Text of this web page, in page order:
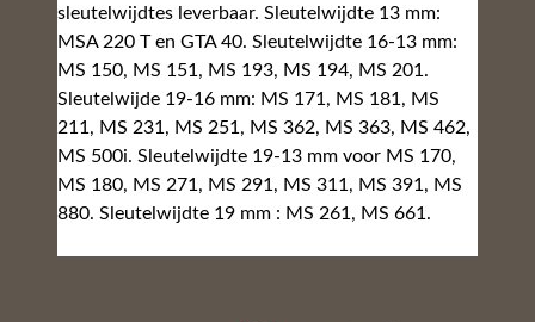
sleutelwijdtes leverbaar. Sleutelwijdte 13 mm:
MSA 220 T en GTA 40. Sleutelwijdte 16-13 mm:
MS 150, MS 151, MS 193, MS 194, MS 201.
Sleutelwijde 19-16 mm: MS 171, MS 181, MS
211, MS 231, MS 251, MS 362, MS 363, MS 462,
MS 500i. Sleutelwijdte 19-13 mm voor MS 170,
MS 180, MS 271, MS 291, MS 311, MS 391, MS
880. Sleutelwijdte 19 mm : MS 261, MS 661.